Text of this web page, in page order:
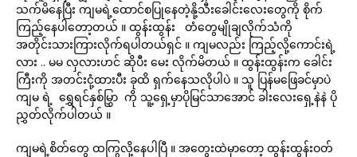
သက်မိနေပြီး ကျမရဲ့ထောင်စပြုနေတဲ့နို့သီးခေါင်းလေးတွေကို စိုက်
ကြည့်နေပါတော့တယ် ။ ထွန်းထွန်း တံတွေမျိုချလိုက်သံကို
အတိုင်းသားကြားလိုက်ရပါတယ်ရှင် ။ ကျမလည်း ကြည့်လို့ကောင်းရဲ့
လား .. မမ လှလားဟင် ဆိုပီး မေး လိုက်မိတယ် ။ ထွန်းထွန်းက ခေါင်း
ကြီးကို အတင်းငုံ့ထားပီး ခုထိ ရှက်နေသလိုပါပဲ ။ သူ ပြန်မဖြေခင်မှာပဲ
ကျမ ရဲ့ ရွှေရင်နှစ်မြွှာ ကို သူ့ရှေ့မှာပိုမြင်သာအောင် ခါးလေးရှေ့နဲနဲ ပို
ညွှတ်လိုက်ပါတယ် ။
ကျမရဲ့စိတ်တွေ ထကြွလို့နေပါပြီ ။ အတွေးထဲမှာတော့ ထွန်းထွန်းဝတ်